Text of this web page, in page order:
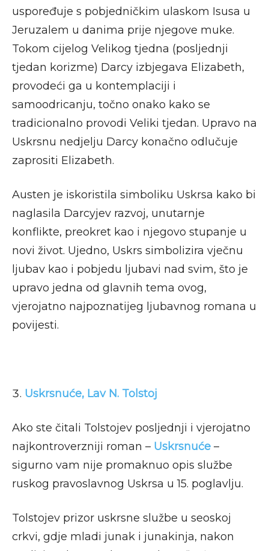
uspoređuje s pobjedničkim ulaskom Isusa u
Jeruzalem u danima prije njegove muke.
Tokom cijelog Velikog tjedna (posljednji
tjedan korizme) Darcy izbjegava Elizabeth,
provodeći ga u kontemplaciji i
samoodricanju, točno onako kako se
tradicionalno provodi Veliki tjedan. Upravo na
Uskrsnu nedjelju Darcy konačno odlučuje
zaprositi Elizabeth.
Austen je iskoristila simboliku Uskrsa kako bi
naglasila Darcyjev razvoj, unutarnje
konflikte, preokret kao i njegovo stupanje u
novi život. Ujedno, Uskrs simbolizira vječnu
ljubav kao i pobjedu ljubavi nad svim, što je
upravo jedna od glavnih tema ovog,
vjerojatno najpoznatijeg ljubavnog romana u
povijesti.
Uskrsnuće, Lav N. Tolstoj
Ako ste čitali Tolstojev posljednji i vjerojatno
najkontroverzniji roman – Uskrsnuće –
sigurno vam nije promaknuo opis službe
ruskog pravoslavnog Uskrsa u 15. poglavlju.
Tolstojev prizor uskrsne službe u seoskoj
crkvi, gdje mladi junak i junakinja, nakon